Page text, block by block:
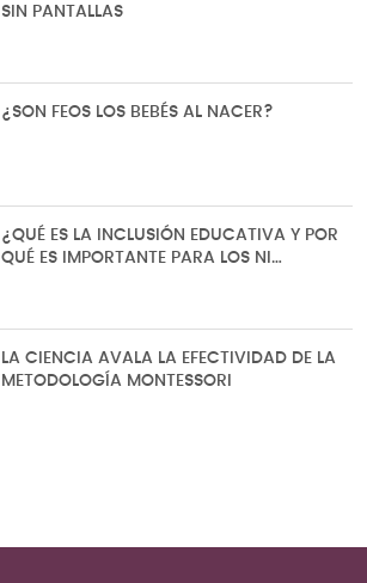
SIN PANTALLAS
¿SON FEOS LOS BEBÉS AL NACER?
¿QUÉ ES LA INCLUSIÓN EDUCATIVA Y POR
QUÉ ES IMPORTANTE PARA LOS NI…
LA CIENCIA AVALA LA EFECTIVIDAD DE LA
METODOLOGÍA MONTESSORI